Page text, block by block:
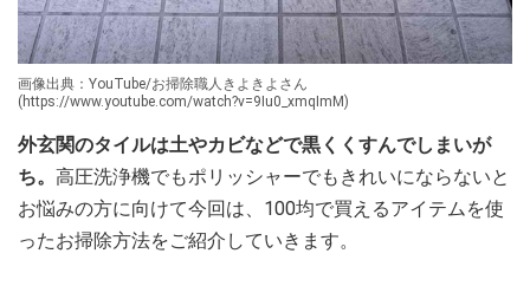
画像出典：YouTube/お掃除職人きよきよさん
(https://www.youtube.com/watch?v=9Iu0_xmqImM)
外玄関のタイルは土やカビなどで黒くくすんでしまいが
ち。 高圧洗浄機でもポリッシャーでもきれいにならないと
お悩みの方に向けて今回は、100均で買えるアイテムを使
ったお掃除方法をご紹介していきます。